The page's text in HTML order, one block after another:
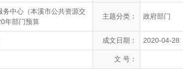
务中心（本溪市公共资源交
年部门预算
主题分类： 政府部门
成文日期： 2020-04-28
文 号：